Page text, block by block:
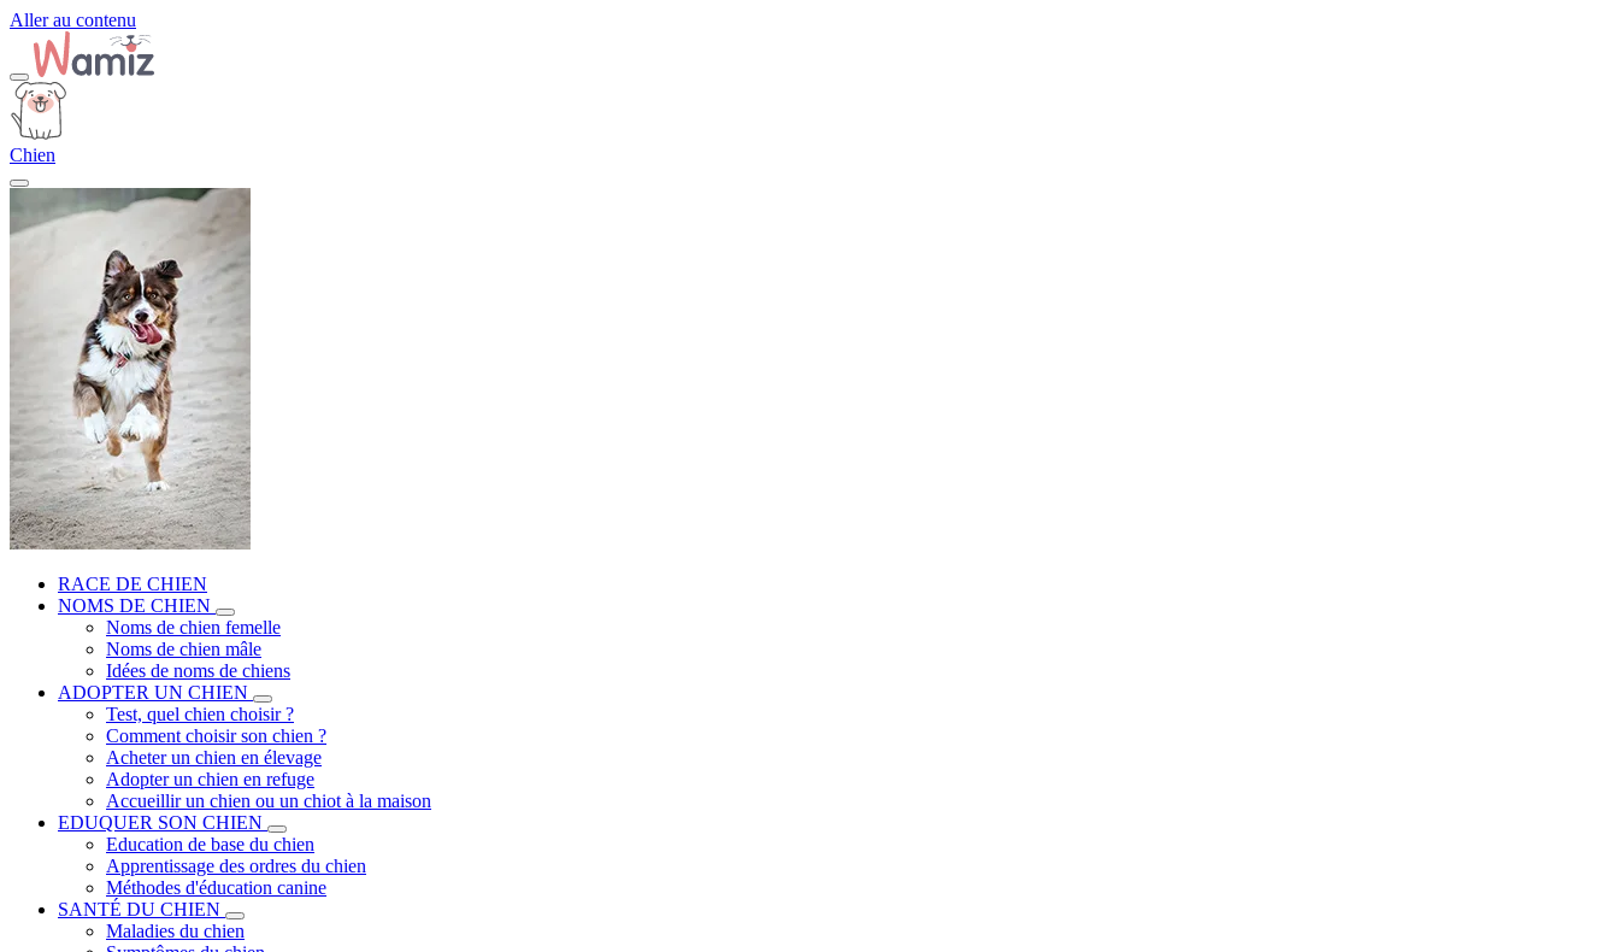
Aller au contenu
Chien
RACE DE CHIEN
NOMS DE CHIEN
Noms de chien femelle
Noms de chien mâle
Idées de noms de chiens
ADOPTER UN CHIEN
Test, quel chien choisir ?
Comment choisir son chien ?
Acheter un chien en élevage
Adopter un chien en refuge
Accueillir un chien ou un chiot à la maison
EDUQUER SON CHIEN
Education de base du chien
Apprentissage des ordres du chien
Méthodes d'éducation canine
SANTÉ DU CHIEN
Maladies du chien